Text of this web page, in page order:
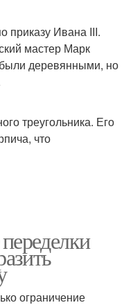
приказу Ивана III.
мастер Марк
деревянными, но
треугольника. Его
что
ограничение